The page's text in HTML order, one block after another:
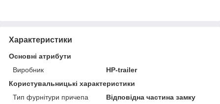
Характеристики
Основні атрибути
Виробник
HP-trailer
Користувальницькі характеристики
Тип фурнітури причепа
Відповідна частина замку